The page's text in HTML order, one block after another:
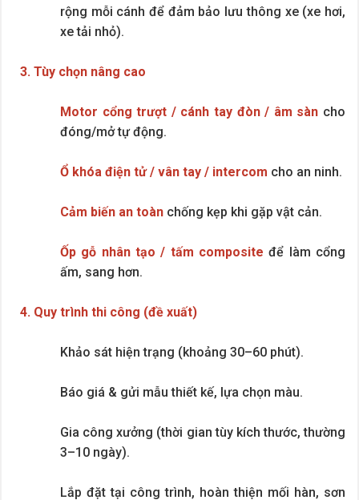
rộng mỗi cánh để đảm bảo lưu thông xe (xe hơi,
xe tải nhỏ).
3. Tùy chọn nâng cao
Motor cổng trượt / cánh tay đòn / âm sàn cho
đóng/mở tự động.
Ổ khóa điện tử / vân tay / intercom cho an ninh.
Cảm biến an toàn chống kẹp khi gặp vật cản.
Ốp gỗ nhân tạo / tấm composite để làm cổng
ấm, sang hơn.
4. Quy trình thi công (đề xuất)
Khảo sát hiện trạng (khoảng 30–60 phút).
Báo giá & gửi mẫu thiết kế, lựa chọn màu.
Gia công xưởng (thời gian tùy kích thước, thường
3–10 ngày).
Lắp đặt tại công trình, hoàn thiện mối hàn, sơn